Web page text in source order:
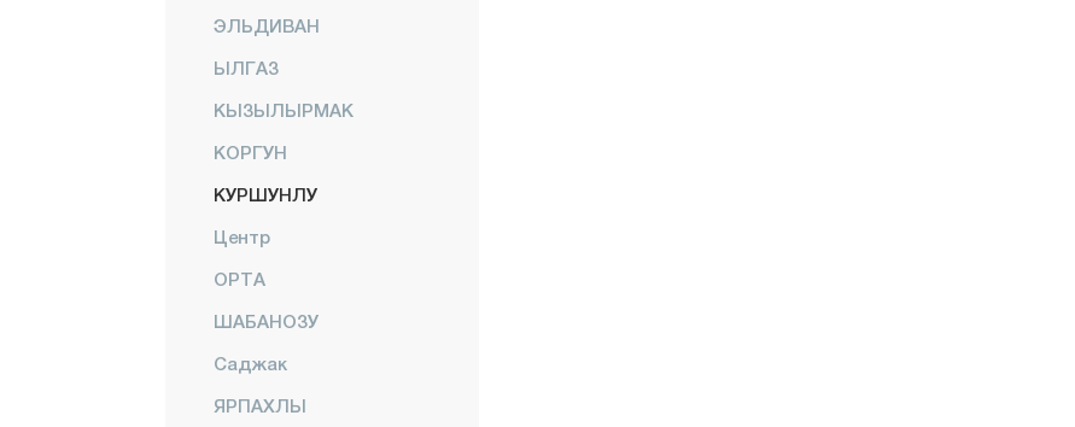
ЭЛЬДИВАН
ЫЛГАЗ
КЫЗЫЛЫРМАК
КОРГУН
КУРШУНЛУ
Центр
ОРТА
ШАБАНОЗУ
Саджак
ЯРПАХЛЫ